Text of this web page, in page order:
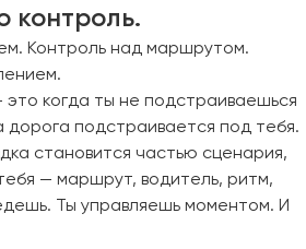
контроль.
Контроль над маршрутом.
это когда ты не подстраиваешься
дорога подстраивается под тебя.
становится частью сценария,
— маршрут, водитель, ритм,
Ты управляешь моментом. И